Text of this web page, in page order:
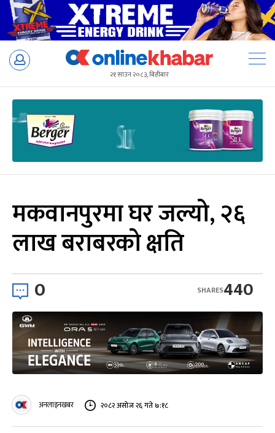
Skip
२१ साउन २०८३, बिहीबार
मकवानपुरमा घर जल्यो, २६
लाख बराबरको क्षति
0 440
SHARES
अनलाइनखबर २०८२ असोज २६ गते ७:१८